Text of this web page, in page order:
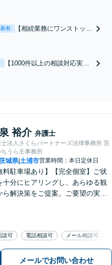
有
【相続業務にワンストップ
一貫して対応します【税理
【1000件以上の相談対応実績
広く対応します【事故直後か
もご相談を承ります【初回相
談無料】【土日祝対応可】
裕介 弁護士
法人さくらパートナーズ法律事務所 茨
うら主事務所
城県| 土浦市営業時間：本日定休日
料駐車場あり】【完全個室】ご状
十分にヒアリングし、あらゆる観
ら解決策をご提案。ご要望の実現
富【夜間休日対応】【土浦駅より
10分】
談可 電話相談可 メール相談可
メールでお問い合わせ